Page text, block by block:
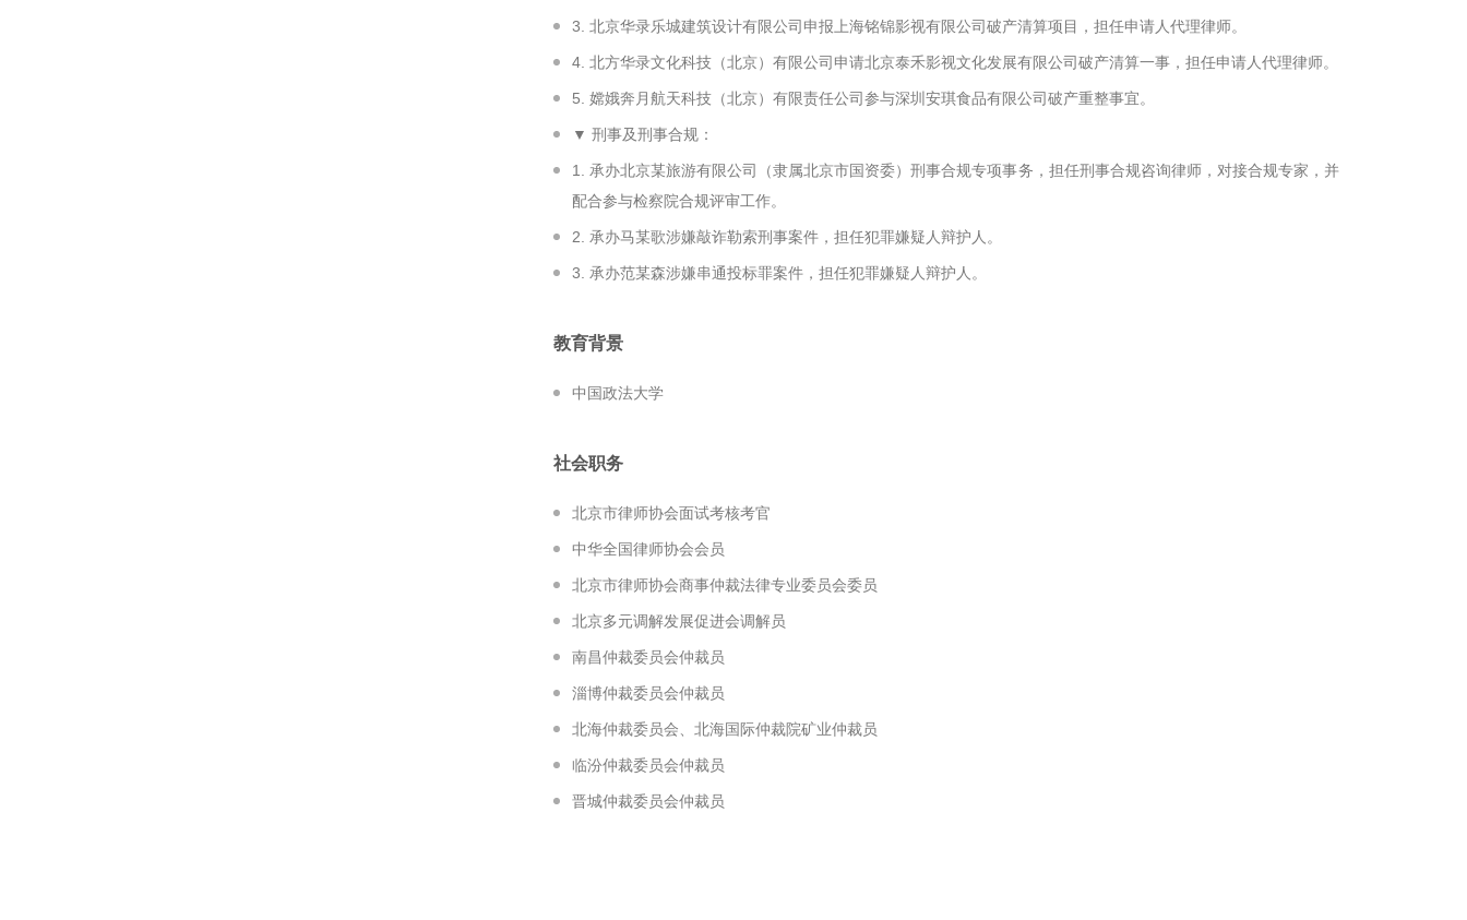
3. 北京华录乐城建筑设计有限公司申报上海铭锦影视有限公司破产清算项目，担任申请人代理律师。
4. 北方华录文化科技（北京）有限公司申请北京泰禾影视文化发展有限公司破产清算一事，担任申请人代理律师。
5. 嫦娥奔月航天科技（北京）有限责任公司参与深圳安琪食品有限公司破产重整事宜。
▼ 刑事及刑事合规：
1. 承办北京某旅游有限公司（隶属北京市国资委）刑事合规专项事务，担任刑事合规咨询律师，对接合规专家，并
配合参与检察院合规评审工作。
2. 承办马某歌涉嫌敲诈勒索刑事案件，担任犯罪嫌疑人辩护人。
3. 承办范某森涉嫌串通投标罪案件，担任犯罪嫌疑人辩护人。
教育背景
中国政法大学
社会职务
北京市律师协会面试考核考官
中华全国律师协会会员
北京市律师协会商事仲裁法律专业委员会委员
北京多元调解发展促进会调解员
南昌仲裁委员会仲裁员
淄博仲裁委员会仲裁员
北海仲裁委员会、北海国际仲裁院矿业仲裁员
临汾仲裁委员会仲裁员
晋城仲裁委员会仲裁员